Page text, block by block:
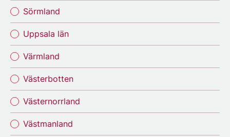
Sörmland
Uppsala län
Värmland
Västerbotten
Västernorrland
Västmanland